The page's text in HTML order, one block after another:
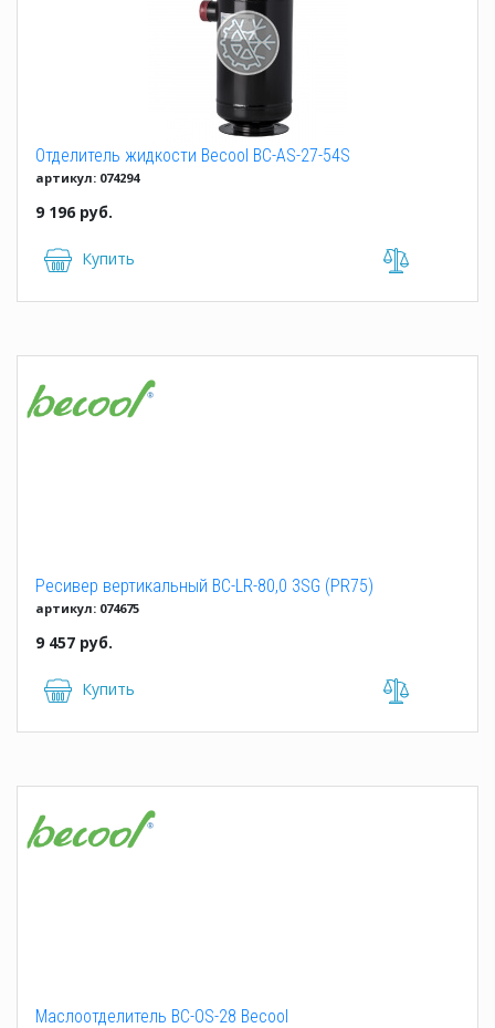
Отделитель жидкости Becool BC-AS-27-54S
артикул: 074294
9 196 руб.
Купить
Ресивер вертикальный BC-LR-80,0 3SG (PR75)
артикул: 074675
9 457 руб.
Купить
Маслоотделитель BC-OS-28 Becool